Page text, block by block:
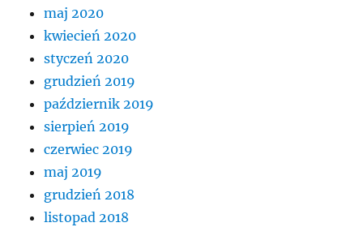
maj 2020
kwiecień 2020
styczeń 2020
grudzień 2019
październik 2019
sierpień 2019
czerwiec 2019
maj 2019
grudzień 2018
listopad 2018